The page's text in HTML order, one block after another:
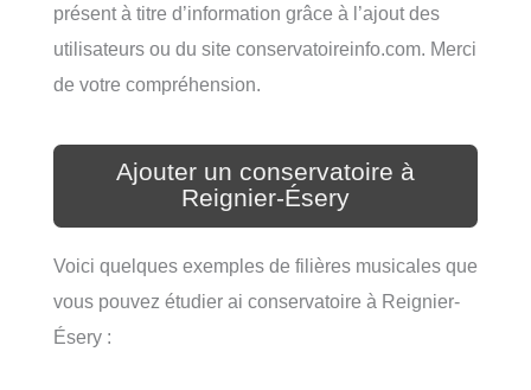
présent à titre d’information grâce à l’ajout des
utilisateurs ou du site conservatoireinfo.com. Merci
de votre compréhension.
Ajouter un conservatoire à
Reignier-Ésery
Voici quelques exemples de filières musicales que
vous pouvez étudier ai conservatoire à Reignier-
Ésery :